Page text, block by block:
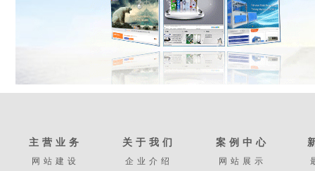
案例中心
网站展示
关于我们
企业介绍
主营业务
网站建设